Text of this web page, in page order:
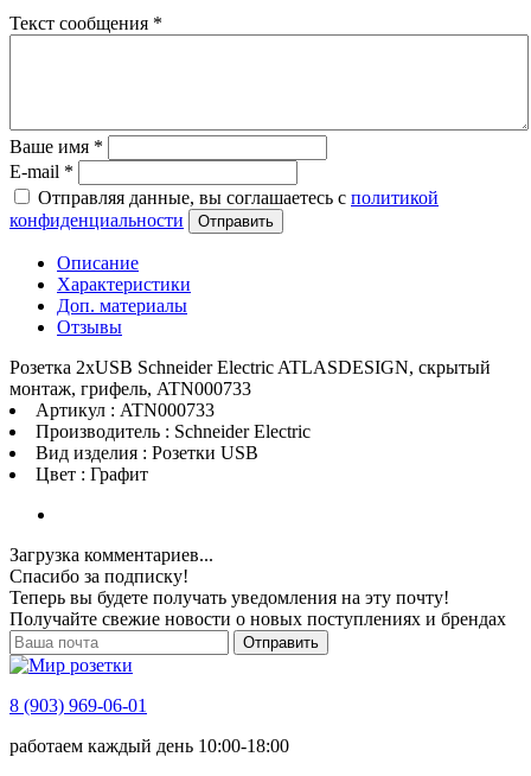
Текст сообщения *
Ваше имя *
E-mail *
Отправляя данные, вы соглашаетесь с политикой
конфиденциальности
Отправить
Описание
Характеристики
Доп. материалы
Отзывы
Розетка 2xUSB Schneider Electric ATLASDESIGN, скрытый
монтаж, грифель, ATN000733
Артикул : ATN000733
Производитель : Schneider Electric
Вид изделия : Розетки USB
Цвет : Графит
Загрузка комментариев...
Спасибо за подписку!
Теперь вы будете получать уведомления на эту почту!
Получайте свежие новости о новых поступлениях и брендах
Отправить
8 (903) 969-06-01
работаем каждый день 10:00-18:00